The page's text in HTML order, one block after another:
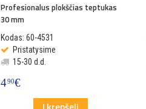
Profesionalus plokščias teptukas
30 mm
Kodas: 60-4531
Pristatysime
15-30 d.d.
490€